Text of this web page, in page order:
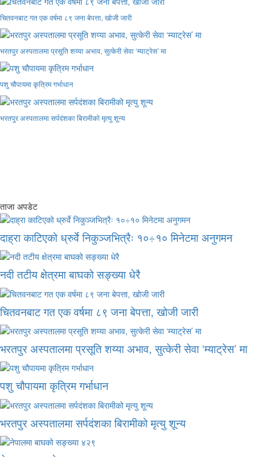
चितवनबाट गत एक वर्षमा ८९ जना बेपत्ता, खोजी जारी
भरतपुर अस्पतालमा प्रसूति शय्या अभाव, सुत्केरी सेवा ‘म्याट्रेस’ मा
पशु चौपायमा कृत्रिम गर्भाधान
भरतपुर अस्पतालमा सर्पदंशका बिरामीको मृत्यु शून्य
ताजा अपडेट
दाह्रा काटिएको ध्रुर्वे निकुञ्जभित्रैः १०÷१० मिनेटमा अनुगमन
नदी तटीय क्षेत्रमा बाघको सङ्ख्या धेरै
चितवनबाट गत एक वर्षमा ८९ जना बेपत्ता, खोजी जारी
भरतपुर अस्पतालमा प्रसूति शय्या अभाव, सुत्केरी सेवा ‘म्याट्रेस’ मा
पशु चौपायमा कृत्रिम गर्भाधान
भरतपुर अस्पतालमा सर्पदंशका बिरामीको मृत्यु शून्य